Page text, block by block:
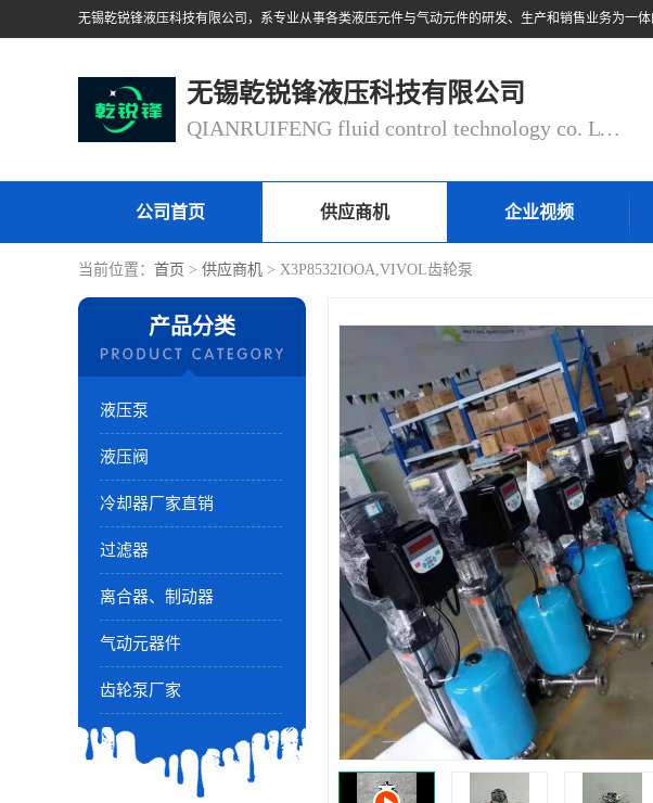
无锡乾锐锋液压科技有限公司
QIANRUIFENG fluid control technology co. LTD
公司首页 供应商机 企业视频
当前位置： 首页 > 供应商机 > X3P8532IOOA,VIVOL齿轮泵
产品分类
液压泵
液压阀
冷却器厂家直销
过滤器
离合器、制动器
气动元器件
齿轮泵厂家